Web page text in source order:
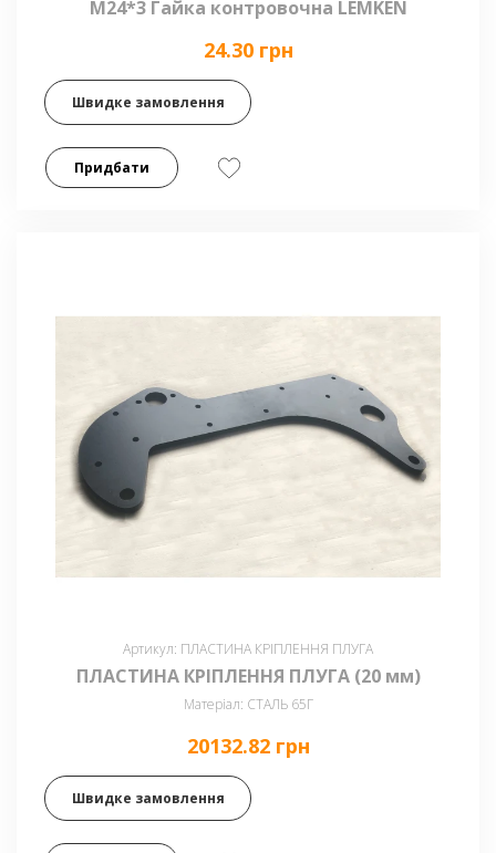
М24*3 Гайка контровочна LEMKEN
24.30 грн
Швидке замовлення
Придбати
Артикул: ПЛАСТИНА КРІПЛЕННЯ ПЛУГА
ПЛАСТИНА КРІПЛЕННЯ ПЛУГА (20 мм)
Матеріал: СТАЛЬ 65Г
20132.82 грн
Швидке замовлення